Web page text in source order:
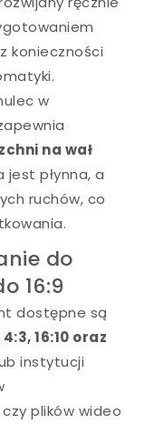
konieczności
w
na wał
jest płynna, a
ruchów, co
do
16:9
dostępne są
4:3, 16:10 oraz
instytucji
plików wideo